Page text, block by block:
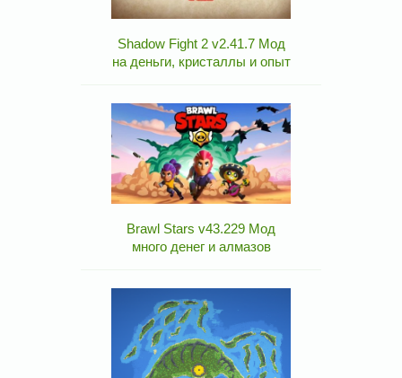
Shadow Fight 2 v2.41.7 Мод
на деньги, кристаллы и опыт
Brawl Stars v43.229 Мод
много денег и алмазов